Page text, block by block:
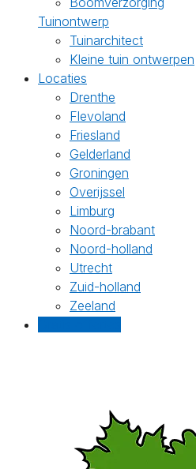
Tuinontwerp
Tuinarchitect
Kleine tuin ontwerpen
Locaties
Drenthe
Flevoland
Friesland
Gelderland
Groningen
Overijssel
Limburg
Noord-brabant
Noord-holland
Utrecht
Zuid-holland
Zeeland